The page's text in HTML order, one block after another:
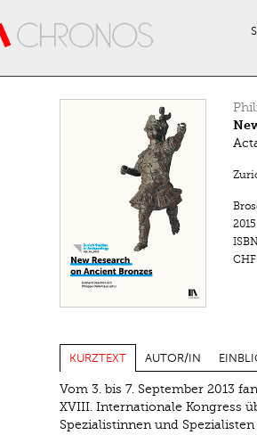
2015.
KURZTEXT AUTOR/IN
Vom 3. bis 7. September 2013
XVIII. Internationale Kongress
Spezialistinnen und